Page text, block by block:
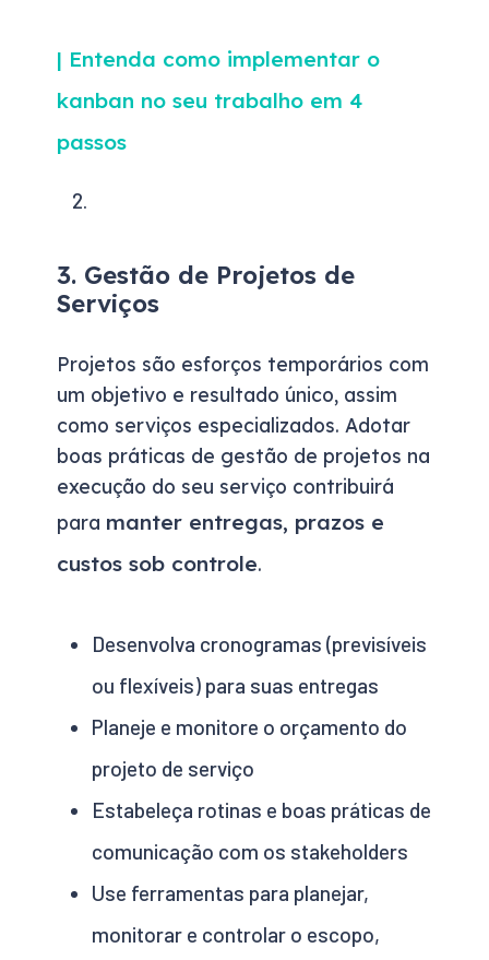
| Entenda como implementar o
kanban no seu trabalho em 4
passos
3. Gestão de Projetos de
Serviços
Projetos são esforços temporários com
um objetivo e resultado único, assim
como serviços especializados. Adotar
boas práticas de gestão de projetos na
execução do seu serviço contribuirá
para manter entregas, prazos e
custos sob controle.
Desenvolva cronogramas (previsíveis
ou flexíveis) para suas entregas
Planeje e monitore o orçamento do
projeto de serviço
Estabeleça rotinas e boas práticas de
comunicação com os stakeholders
Use ferramentas para planejar,
monitorar e controlar o escopo,